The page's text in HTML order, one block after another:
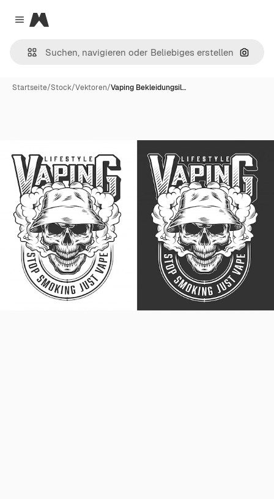
Close menu
Magnific
Nach
Startseite/Stock/Vektoren/Vaping Bekleidungsil…